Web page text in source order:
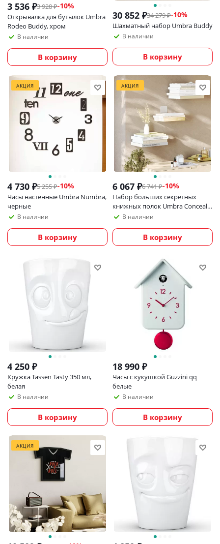
3 536 ₽3 928₽-10%
Открывалка для бутылок Umbra
Rodeo Buddy, хром
В наличии
В корзину
30 852 ₽34 279₽-10%
Шахматный набор Umbra Buddy
В наличии
В корзину
АКЦИЯ
4 730 ₽5 255₽-10%
Часы настенные Umbra Numbra,
черные
В наличии
В корзину
АКЦИЯ
6 067 ₽6 741₽-10%
Набор больших секретных
книжных полок Umbra Conceal,
3 штВ наличии
В корзину
4 250 ₽
Кружка Tassen Tasty 350 мл,
белая
В наличии
В корзину
18 990 ₽
Часы с кукушкой Guzzini qq
белые
В наличии
В корзину
АКЦИЯ